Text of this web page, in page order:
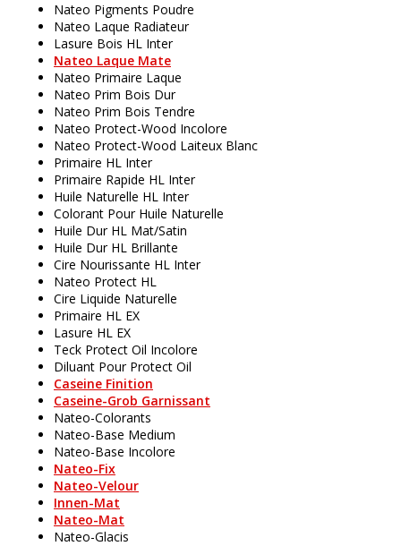
Nateo Pigments Poudre
Nateo Laque Radiateur
Lasure Bois HL Inter
Nateo Laque Mate
Nateo Primaire Laque
Nateo Prim Bois Dur
Nateo Prim Bois Tendre
Nateo Protect-Wood Incolore
Nateo Protect-Wood Laiteux Blanc
Primaire HL Inter
Primaire Rapide HL Inter
Huile Naturelle HL Inter
Colorant Pour Huile Naturelle
Huile Dur HL Mat/Satin
Huile Dur HL Brillante
Cire Nourissante HL Inter
Nateo Protect HL
Cire Liquide Naturelle
Primaire HL EX
Lasure HL EX
Teck Protect Oil Incolore
Diluant Pour Protect Oil
Caseine Finition
Caseine-Grob Garnissant
Nateo-Colorants
Nateo-Base Medium
Nateo-Base Incolore
Nateo-Fix
Nateo-Velour
Innen-Mat
Nateo-Mat
Nateo-Glacis